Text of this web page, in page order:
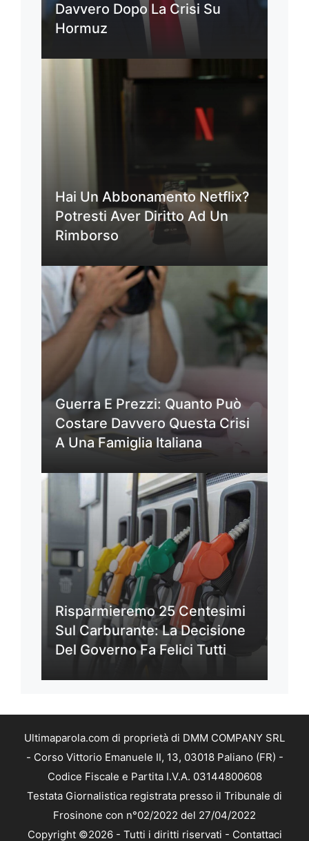
Davvero Dopo La Crisi Su
Hormuz
Hai Un Abbonamento Netflix?
Potresti Aver Diritto Ad Un
Rimborso
Guerra E Prezzi: Quanto Può
Costare Davvero Questa Crisi
A Una Famiglia Italiana
Risparmieremo 25 Centesimi
Sul Carburante: La Decisione
Del Governo Fa Felici Tutti
Ultimaparola.com di proprietà di DMM COMPANY SRL
- Corso Vittorio Emanuele II, 13, 03018 Paliano (FR) -
Codice Fiscale e Partita I.V.A. 03144800608
Testata Giornalistica registrata presso il Tribunale di
Frosinone con n°02/2022 del 27/04/2022
Copyright ©2026 - Tutti i diritti riservati - Contattaci